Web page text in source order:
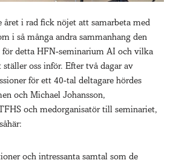
i rad fick nöjet att samarbeta med
i så många andra sammanhang den
för detta HFN-seminarium AI och vilka
oss inför. Efter två dagar av
för ett 40-tal deltagare hördes
och Michael Johansson,
och medorganisatör till seminariet,
och intressanta samtal som de